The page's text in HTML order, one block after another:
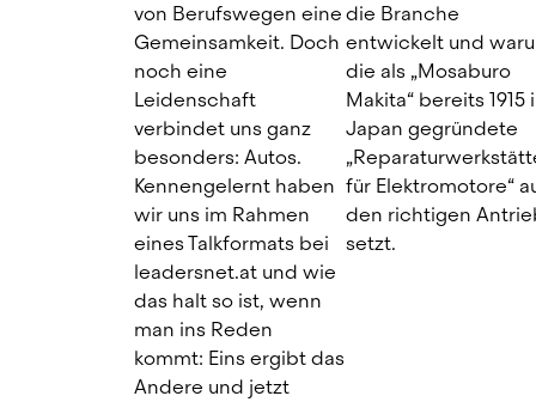
von Berufswegen eine
Gemeinsamkeit. Doch
noch eine
Leidenschaft
verbindet uns ganz
besonders: Autos.
Kennengelernt haben
wir uns im Rahmen
eines Talkformats bei
leadersnet.at und wie
das halt so ist, wenn
man ins Reden
kommt: Eins ergibt das
Andere und jetzt
die Branche
entwickelt und
die als „Mosaburo
Makita“ bereits 1915
Japan gegründete
für Elektromotore“
den richtigen
setzt.